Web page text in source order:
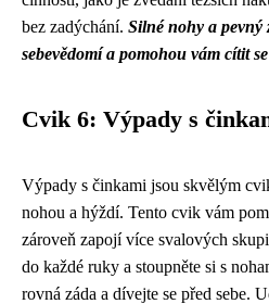
bez zadýchání. Silné nohy a pevný
sebevědomí a pomohou vám cítit
Cvik 6: Výpady s
Výpady s činkami jsou skvělým
nohou a hýždí. Tento cvik vám
zároveň zapojí více svalových
do každé ruky a stoupněte si s
rovná záda a dívejte se před sebe.